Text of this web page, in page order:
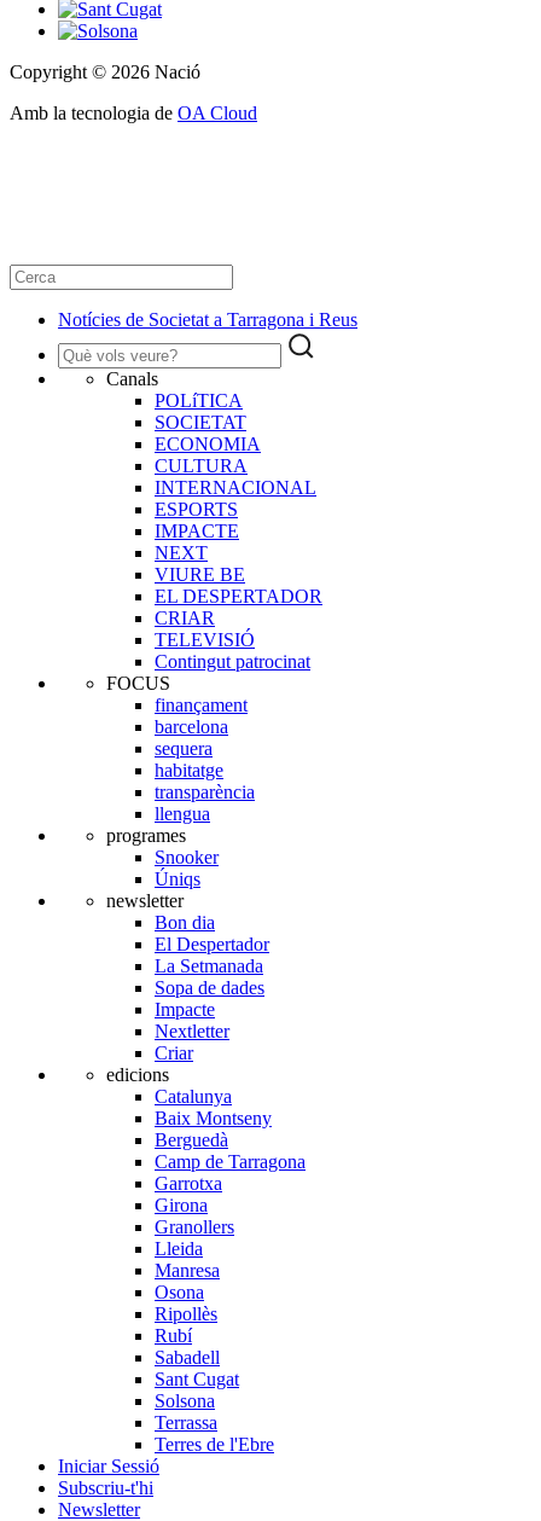
Copyright © 2026 Nació
Amb la tecnologia de OA Cloud
Notícies de Societat a Tarragona i Reus
Canals
POLíTICA
SOCIETAT
ECONOMIA
CULTURA
INTERNACIONAL
ESPORTS
IMPACTE
NEXT
VIURE BE
EL DESPERTADOR
CRIAR
TELEVISIÓ
Contingut patrocinat
FOCUS
finançament
barcelona
sequera
habitatge
transparència
llengua
programes
Snooker
Úniqs
newsletter
Bon dia
El Despertador
La Setmanada
Sopa de dades
Impacte
Nextletter
Criar
edicions
Catalunya
Baix Montseny
Berguedà
Camp de Tarragona
Garrotxa
Girona
Granollers
Lleida
Manresa
Osona
Ripollès
Rubí
Sabadell
Sant Cugat
Solsona
Terrassa
Terres de l'Ebre
Iniciar Sessió
Subscriu-t'hi
Newsletter